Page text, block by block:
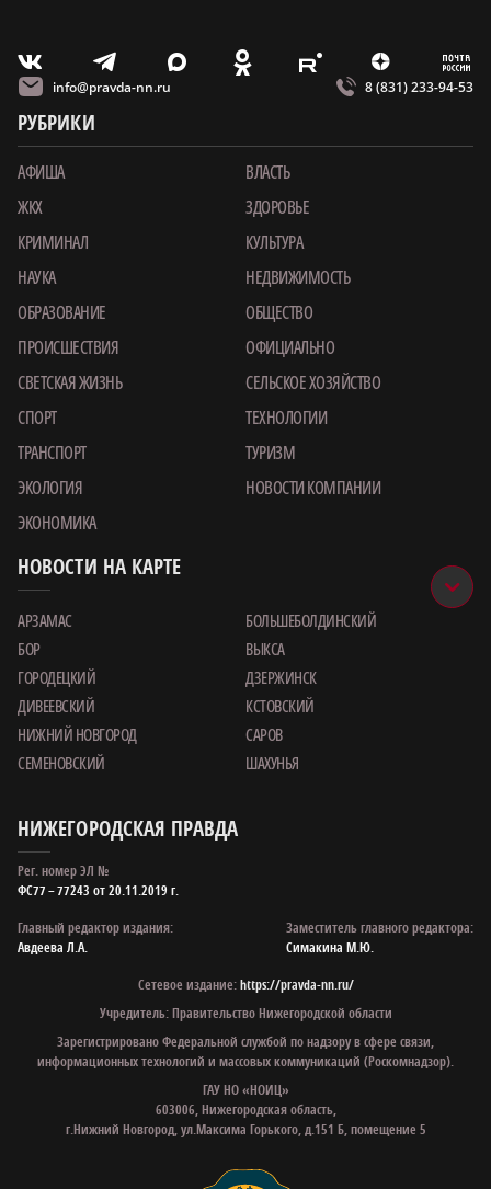
V T X O E Z m
info@pravda-nn.ru 8 (831) 233-94-53
РУБРИКИ
АФИША
ВЛАСТЬ
ЖКХ
ЗДОРОВЬЕ
КРИМИНАЛ
КУЛЬТУРА
НАУКА
НЕДВИЖИМОСТЬ
ОБРАЗОВАНИЕ
ОБЩЕСТВО
ПРОИСШЕСТВИЯ
ОФИЦИАЛЬНО
СВЕТСКАЯ ЖИЗНЬ
СЕЛЬСКОЕ ХОЗЯЙСТВО
СПОРТ
ТЕХНОЛОГИИ
ТРАНСПОРТ
ТУРИЗМ
ЭКОЛОГИЯ
НОВОСТИ КОМПАНИИ
ЭКОНОМИКА
НОВОСТИ НА КАРТЕ
АРЗАМАС
БОЛЬШЕБОЛДИНСКИЙ
БОР
ВЫКСА
ГОРОДЕЦКИЙ
ДЗЕРЖИНСК
ДИВЕЕВСКИЙ
КСТОВСКИЙ
НИЖНИЙ НОВГОРОД
САРОВ
СЕМЕНОВСКИЙ
ШАХУНЬЯ
НИЖЕГОРОДСКАЯ ПРАВДА
Рег. номер ЭЛ №
ФС77 – 77243 от 20.11.2019 г.
Главный редактор издания:
Авдеева Л.А.
Заместитель главного редактора:
Симакина М.Ю.
Сетевое издание:https://pravda-nn.ru/
Учредитель: Правительство Нижегородской области
Зарегистрировано Федеральной службой по надзору в сфере связи,
информационных технологий и массовых коммуникаций (Роскомнадзор).
ГАУ НО «НОИЦ»
603006, Нижегородская область,
г.Нижний Новгород, ул.Максима Горького, д.151 Б, помещение 5